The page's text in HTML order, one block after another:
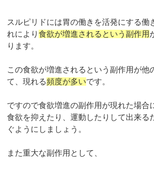
スルピリドには胃の働きを活発にする働
れにより食欲が増進されるという副作用
ります。
この食欲が増進されるという副作用が他
て、現れる頻度が多いです。
ですので食欲増進の副作用が現れた場合
食欲を抑えたり、運動したりして出来る
ぐようにしましょう。
また重大な副作用として、